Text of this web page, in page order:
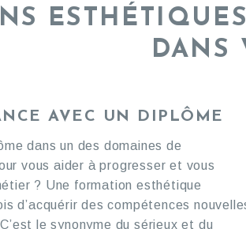
DANS
AVEC UN DIPLÔME
dans un des domaines de
vous aider à progresser et vous
? Une formation esthétique
d’acquérir des compétences
le synonyme du sérieux et du